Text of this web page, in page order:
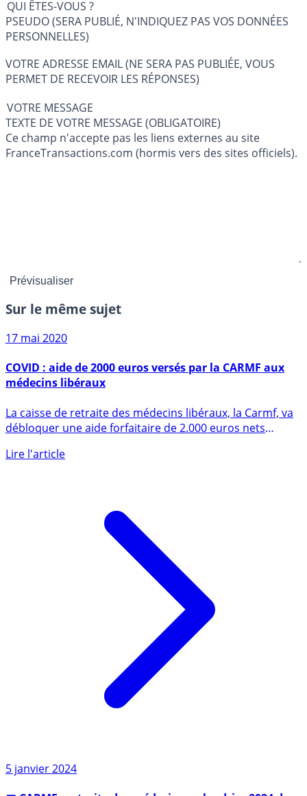
QUI ÊTES-VOUS ?
PSEUDO (SERA PUBLIÉ, N'INDIQUEZ PAS VOS DONNÉES
PERSONNELLES)
VOTRE ADRESSE EMAIL (NE SERA PAS PUBLIÉE, VOUS
PERMET DE RECEVOIR LES RÉPONSES)
VOTRE MESSAGE
TEXTE DE VOTRE MESSAGE (OBLIGATOIRE)
Ce champ n'accepte pas les liens externes au site
FranceTransactions.com (hormis vers des sites officiels).
Sur le même sujet
17 mai 2020
COVID : aide de 2000 euros versés par la CARMF aux
médecins libéraux
La caisse de retraite des médecins libéraux, la Carmf, va
débloquer une aide forfaitaire de 2.000 euros nets
pour (...)
Lire l'article
5 janvier 2024